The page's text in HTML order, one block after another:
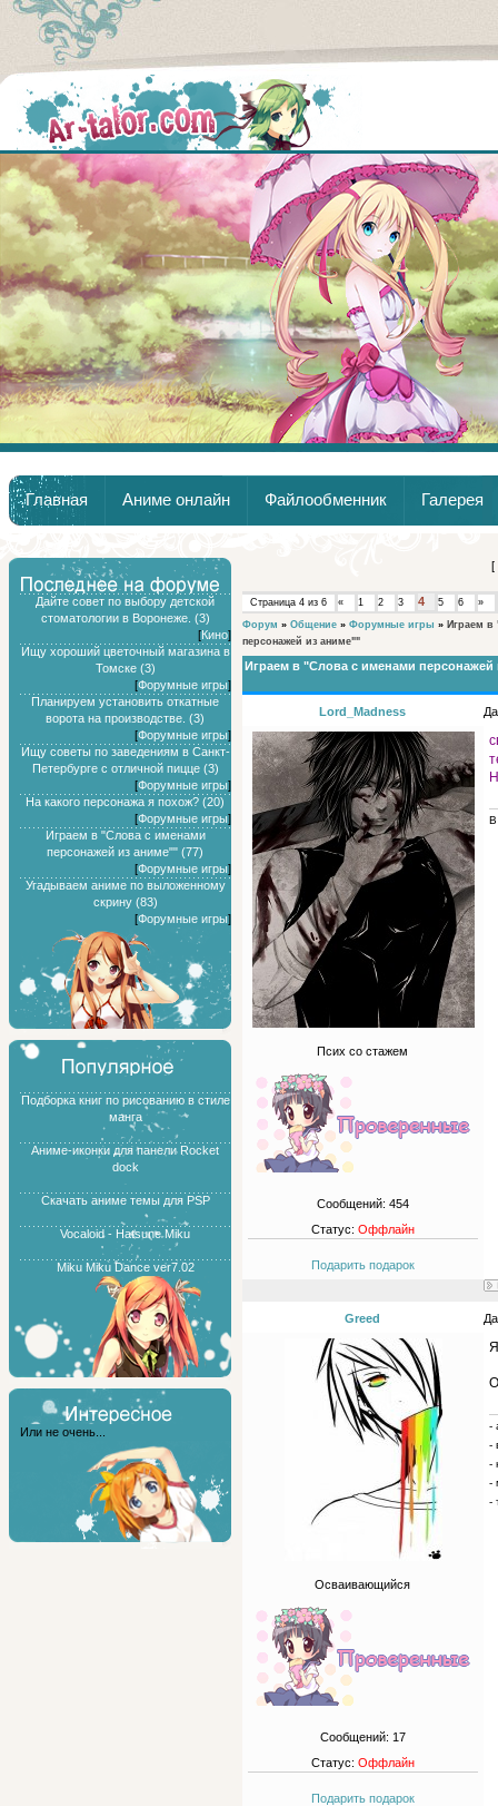
Главная
Аниме
Главная Аниме онлайн Файлообменник Галерея
Дайте совет по выбору детской
стоматологии в Воронеже. (3)
[Кино]
Ищу хороший цветочный магазина в
Томске (3)
[Форумные игры]
Планируем установить откатные
ворота на производстве. (3)
[Форумные игры]
Ищу советы по заведениям в Санкт-
Петербурге с отличной пицце (3)
[Форумные игры]
На какого персонажа я похож? (20)
[Форумные игры]
Играем в "Слова с именами
персонажей из аниме"" (77)
[Форумные игры]
Угадываем аниме по выложенному
скрину (83)
[Форумные игры]
Подборка книг по рисованию в стиле
манга
Аниме-иконки для панели Rocket
dock
Скачать аниме темы для PSP
Vocaloid - Hatsune Miku
Miku Miku Dance ver7.02
Или не очень...
[
Страница 4 из 6 « 1 2 3 4 5 6
»
Форум » Общение » Форумные игры » Играем
персонажей из аниме""
Играем в "Слова с именами персонажей
Lord_Madness
Псих со стажем
Сообщений: 454
Статус: Оффлайн
Подарить подарок
В
Greed
Осваивающийся
Сообщений: 17
Статус: Оффлайн
Подарить подарок
-
-
-
-
-